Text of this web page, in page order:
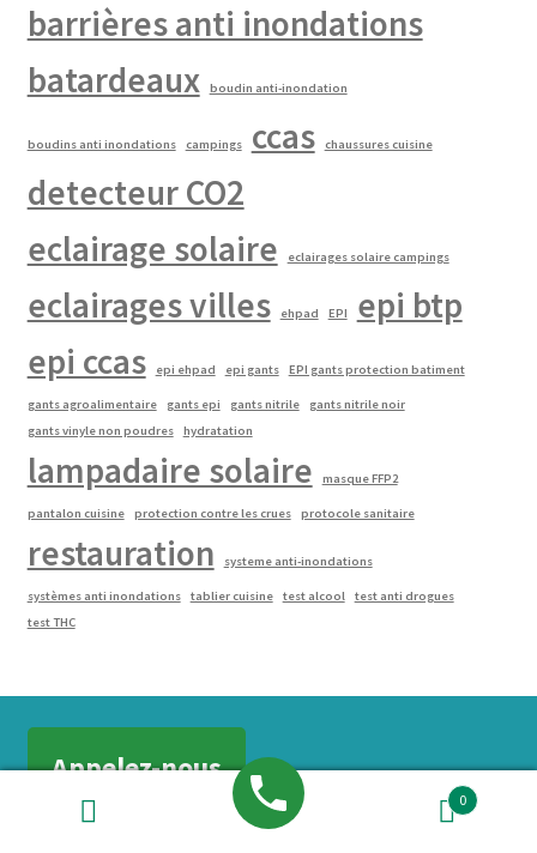
barrières anti inondations
batardeaux
boudin anti-inondation
boudins anti inondations campings ccas chaussures cuisine
detecteur CO2
eclairage solaire
eclairages solaire campings
eclairages villes ehpad EPI
epi btp
epi ccas
epi ehpad epi gants EPI gants protection batiment
gants agroalimentaire gants epi gants nitrile
gants nitrile noir
gants vinyle non poudres
hydratation
lampadaire solaire masque FFP2
pantalon cuisine protection contre les crues protocole sanitaire
restauration systeme anti-inondations
systèmes anti inondations tablier cuisine test alcool
test anti drogues
test THC
Appelez-nous
Recherche
Recherche
0